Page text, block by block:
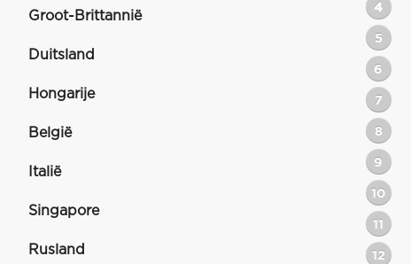
Groot-Brittannië
Duitsland
Hongarije
België
Italië
Singapore
Rusland
4
5
6
7
8
9
10
11
12